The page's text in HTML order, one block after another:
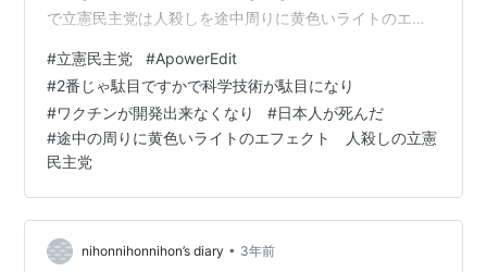
で立憲民主党は人殺しを途中周りに黄色いライトのエフ
トのエフェクトの画像を乗っけて置きます。
#立憲民主党 #ApowerEdit
#2番じゃ駄目ですかで科学技術が駄目になり
#ワクチンが開発出来なくなり #日本人が死んだ
#途中の周りに黄色いライトのエフェクト 人殺しの立憲
民主党
nihonnihonnihon’s diary • 3年前